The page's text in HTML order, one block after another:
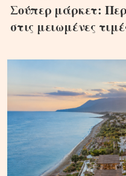
Σούπερ μάρκετ:
στις μειωμένες